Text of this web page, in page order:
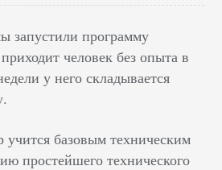
запустили программу
человек без опыта в
у него складывается
учится базовым техническим
простейшего технического